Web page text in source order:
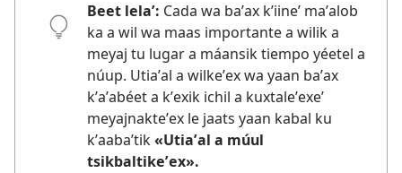
Beet lelaʼ: Cada wa baʼax kʼiineʼ maʼalob
ka a wil wa maas importante a wilik a
meyaj tu lugar a máansik tiempo yéetel a
núup. Utiaʼal a wilkeʼex wa yaan baʼax
kʼaʼabéet a kʼexik ichil a kuxtaleʼexeʼ
meyajnakteʼex le jaats yaan kabal ku
kʼaabaʼtik«Utiaʼal a múul
tsikbaltikeʼex».